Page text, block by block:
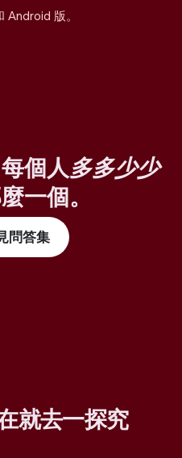
版。
個人多多少少
一個。
問答集
就去一探究